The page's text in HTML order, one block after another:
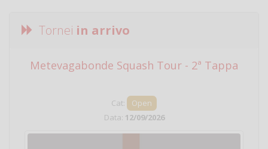
Tornei in arrivo
Metevagabonde Squash Tour - 2ª Tappa
Cat:
Open
Data: 12/09/2026